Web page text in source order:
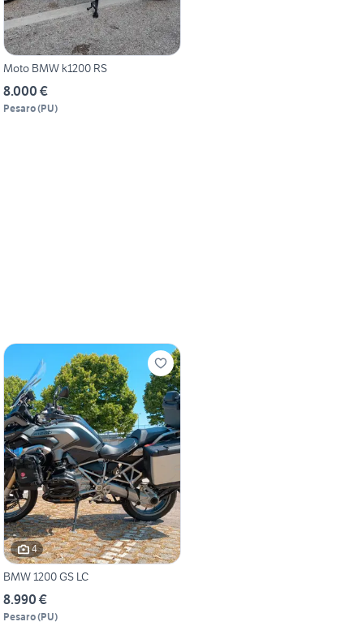
Moto BMW k1200 RS
8.000 €
Pesaro(PU)
4
BMW 1200 GS LC
8.990 €
Pesaro(PU)